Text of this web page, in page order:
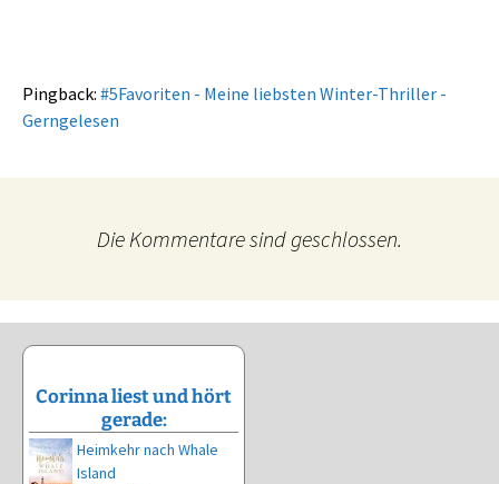
Pingback: #5Favoriten - Meine liebsten Winter-Thriller -
Gerngelesen
Die Kommentare sind geschlossen.
Corinna liest und hört
gerade:
Heimkehr nach Whale
Island